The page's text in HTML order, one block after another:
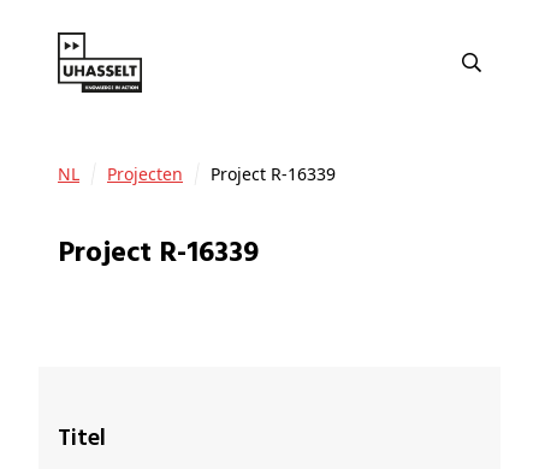
NL Projecten Project R-16339
Project R-16339
Titel